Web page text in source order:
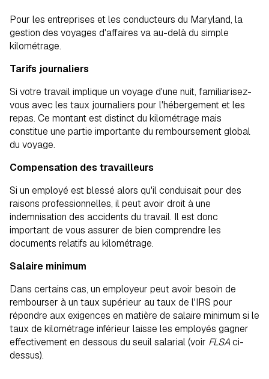
Pour les entreprises et les conducteurs du Maryland, la
gestion des voyages d'affaires va au-delà du simple
kilométrage.
Tarifs journaliers
Si votre travail implique un voyage d'une nuit, familiarisez-
vous avec les taux journaliers pour l'hébergement et les
repas. Ce montant est distinct du kilométrage mais
constitue une partie importante du remboursement global
du voyage.
Compensation des travailleurs
Si un employé est blessé alors qu'il conduisait pour des
raisons professionnelles, il peut avoir droit à une
indemnisation des accidents du travail. Il est donc
important de vous assurer de bien comprendre les
documents relatifs au kilométrage.
Salaire minimum
Dans certains cas, un employeur peut avoir besoin de
rembourser à un taux supérieur au taux de l'IRS pour
répondre aux exigences en matière de salaire minimum si le
taux de kilométrage inférieur laisse les employés gagner
effectivement en dessous du seuil salarial (voir FLSAci-
dessus).